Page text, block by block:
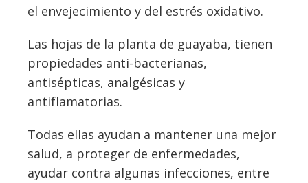
el envejecimiento y del estrés oxidativo.
Las hojas de la planta de guayaba, tienen
propiedades anti-bacterianas,
antisépticas, analgésicas y
antiflamatorias.
Todas ellas ayudan a mantener una mejor
salud, a proteger de enfermedades,
ayudar contra algunas infecciones, entre